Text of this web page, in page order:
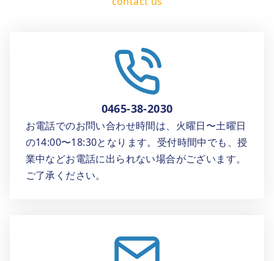
0465-38-2030
お電話でのお問い合わせ時間は、火曜日〜土曜日
の14:00〜18:30となります。受付時間中でも、授
業中などお電話に出られない場合がございます。
ご了承ください。